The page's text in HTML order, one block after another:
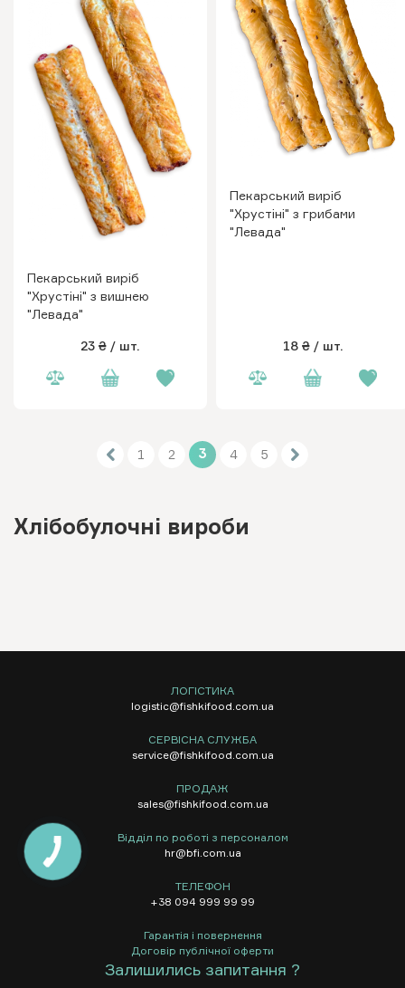
Пекарський виріб
"Хрустіні" з вишнею
"Левада"
23 ₴ / шт.
Пекарський виріб
"Хрустіні" з грибами
"Левада"
18 ₴/ шт.
1 2 3 4 5
Хлібобулочні вироби
ЛОГІСТИКА
logistic@fishkifood.com.ua
СЕРВІСНА СЛУЖБА
service@fishkifood.com.ua
ПРОДАЖ
sales@fishkifood.com.ua
Відділ по роботі з персоналом
hr@bfi.com.ua
ТЕЛЕФОН
+38 094 999 99 99
Гарантія і повернення
Договір публічної оферти
Залишились запитання ?